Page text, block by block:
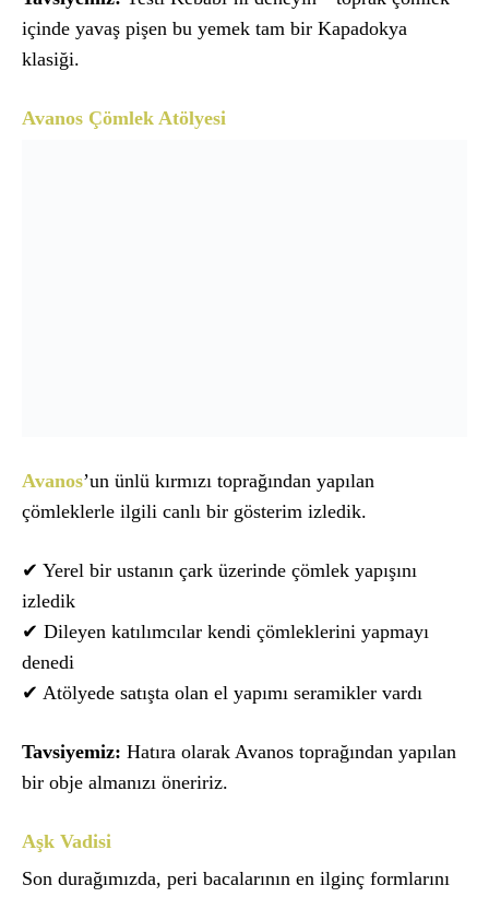
içinde yavaş pişen bu yemek tam bir Kapadokya
klasiği.
Avanos Çömlek Atölyesi
Avanos’un ünlü kırmızı toprağından yapılan
çömleklerle ilgili canlı bir gösterim izledik.
✔ Yerel bir ustanın çark üzerinde çömlek yapışını
izledik
✔ Dileyen katılımcılar kendi çömleklerini yapmayı
denedi
✔ Atölyede satışta olan el yapımı seramikler vardı
Tavsiyemiz: Hatıra olarak Avanos toprağından yapılan
bir obje almanızı öneririz.
Aşk Vadisi
Son durağımızda, peri bacalarının en ilginç formlarını